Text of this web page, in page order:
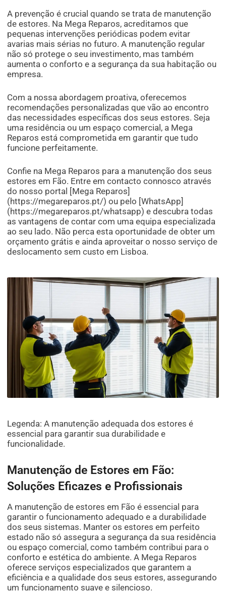
A prevenção é crucial quando se trata de manutenção
de estores. Na Mega Reparos, acreditamos que
pequenas intervenções periódicas podem evitar
avarias mais sérias no futuro. A manutenção regular
não só protege o seu investimento, mas também
aumenta o conforto e a segurança da sua habitação ou
empresa.
Com a nossa abordagem proativa, oferecemos
recomendações personalizadas que vão ao encontro
das necessidades específicas dos seus estores. Seja
uma residência ou um espaço comercial, a Mega
Reparos está comprometida em garantir que tudo
funcione perfeitamente.
Confie na Mega Reparos para a manutenção dos seus
estores em Fão. Entre em contacto connosco através
do nosso portal [Mega Reparos]
(https://megareparos.pt/) ou pelo [WhatsApp]
(https://megareparos.pt/whatsapp) e descubra todas
as vantagens de contar com uma equipa especializada
ao seu lado. Não perca esta oportunidade de obter um
orçamento grátis e ainda aproveitar o nosso serviço de
deslocamento sem custo em Lisboa.
Legenda: A manutenção adequada dos estores é
essencial para garantir sua durabilidade e
funcionalidade.
Manutenção de Estores em Fão:
Soluções Eficazes e Profissionais
A manutenção de estores em Fão é essencial para
garantir o funcionamento adequado e a durabilidade
dos seus sistemas. Manter os estores em perfeito
estado não só assegura a segurança da sua residência
ou espaço comercial, como também contribui para o
conforto e estética do ambiente. A Mega Reparos
oferece serviços especializados que garantem a
eficiência e a qualidade dos seus estores, assegurando
um funcionamento suave e silencioso.